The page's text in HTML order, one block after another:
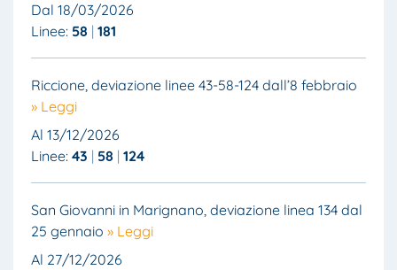
Dal 18/03/2026
Linee: 58 181
Riccione, deviazione linee 43-58-124 dall’8 febbraio
» Leggi
Al 13/12/2026
Linee: 43 58 124
San Giovanni in Marignano, deviazione linea 134 dal
25 gennaio » Leggi
Al 27/12/2026